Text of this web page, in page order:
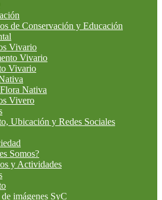
de Conservación y Educación
Vivario
Vivario
Vivario
Nativa
Vivero
Ubicación y Redes Sociales
Somos?
y Actividades
imágenes SyC